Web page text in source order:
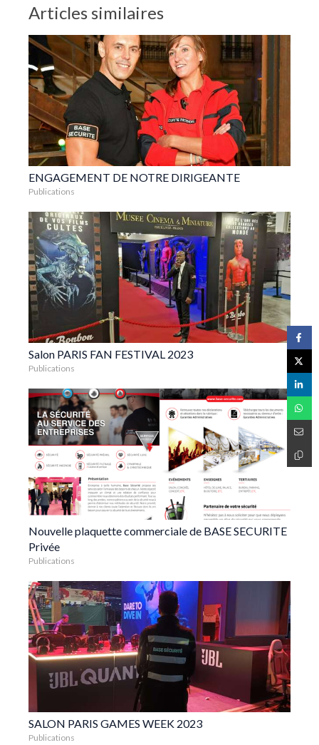
Articles similaires
ENGAGEMENT DE NOTRE DIRIGEANTE
Publications
Salon PARIS FAN FESTIVAL 2023
Publications
Nouvelle plaquette commerciale de BASE SECURITE
Privée
Publications
SALON PARIS GAMES WEEK 2023
Publications